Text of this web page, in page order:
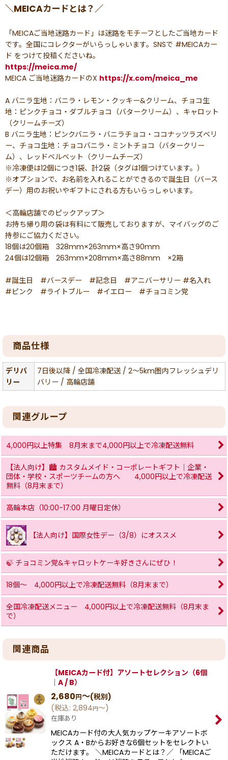
＼MEICAカードとは？／
「MEICAご当地迷路カード」は迷路をモチーフとしたご当地カード
です。全国にコレクターがいらっしゃいます。SNSで #MEICAカー
ド をつけて投稿くださいね。
https://meica.me/
MEICA ご当地迷路カードのX https://x.com/meica_me
A バニラ生地：バニラ・レモン・クッキー&クリーム、チョコ生
地：ピンクチョコ・ダブルチョコ（バタークリーム）、キャロット
（クリームチーズ）
B バニラ生地：ピンクバニラ・バニラチョコ・ココナッツラズベリ
ー、チョコ生地：チョコバニラ・ミントチョコ（バタークリー
ム）、レッドベルベット（クリームチーズ）
※冷凍便は12個につき1袋、計2袋（タグは1個つけています。）
※オプションで、お名前を入れることができるので誕生日（バース
デー）用のお祝いやギフトにされる方もいらっしゃいます。
＜高輪店舗でのピックアップ＞
お持ち帰り用の袋は有料にて販売しておりますが、マイバッグのご
持参にご協力ください。
18個は20個箱 328mm×263mm×高さ90mm
24個は12個箱 263mm×208mm×高さ88mm ×2箱
#誕生日 #バースデー #記念日 #アニバーサリー #名入れ
#ピンク #ライトブルー #イエロー #チョコミン党
商品仕様
デリバ
リー
7日後以降 / 全国冷凍配送 / 2〜5km圏内フレッシュデリ
バリー / 高輪店舗
関連グループ
4,000円以上特集 8月末まで4,000円以上で冷凍配送無料
【法人向け】🏙 カスタムメイド・コーポレートギフト｜企業・
団体・学校・スポーツチームの方へ 4,000円以上で冷凍配送
無料（8月末まで）
高輪本店（10:00-17:00 月曜日定休）
【法人向け】国際女性デー（3/8）にオススメ
🍃 チョコミン党&キャロットケーキ好きさんにぜひ！
18個〜 4,000円以上で冷凍配送無料（8月末まで）
全国冷凍配送メニュー 4,000円以上で冷凍配送無料（8月末ま
で）
関連商品
【MEICAカード付】アソートセレクション（6個
｜A / B）
2,680円～(税別)
(税込: 2,894円～)
在庫あり
MEICAカード付の大人気カップケーキアソートボ
ックス A・Bからお好きな6個セットをセレクトい
ただけます。 ＼MEICAカードとは？／ 「MEICAご